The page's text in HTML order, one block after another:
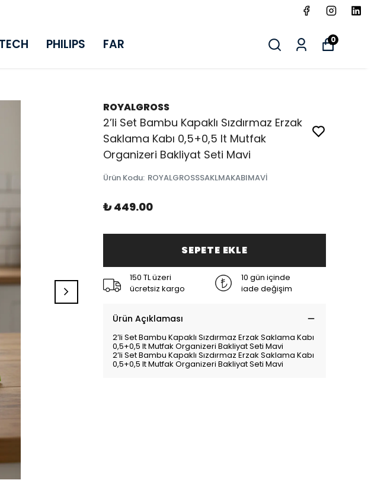
PHILIPS FAR 0
ROYALGROSS
2’li Set Bambu Kapaklı Sızdırmaz Erzak
Saklama Kabı 0,5+0,5 lt Mutfak
Organizeri Bakliyat Seti Mavi
Ürün Kodu: ROYALGROSSSAKLMAKABIMAVİ
₺ 449.00
SEPETE EKLE
150 TL üzeri
ücretsiz kargo
10 gün içinde
iade değişim
Ürün Açıklaması
2’li Set Bambu Kapaklı Sızdırmaz Erzak Saklama Kabı
0,5+0,5 lt Mutfak Organizeri Bakliyat Seti Mavi
2’li Set Bambu Kapaklı Sızdırmaz Erzak Saklama Kabı
0,5+0,5 lt Mutfak Organizeri Bakliyat Seti Mavi